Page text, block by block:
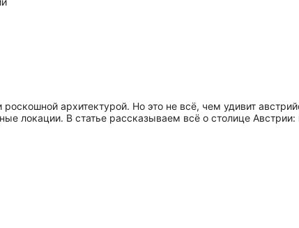
архитектурой. Но это не всё, чем удивит
локации. В статье рассказываем всё о столице